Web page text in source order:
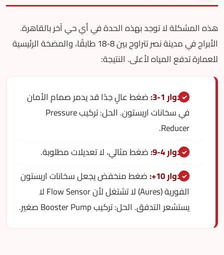
هذه المشكلة لا توجد بهذه الحدة في أي حي آخر بالقاهرة.
الأبراج في مدينة نصر تتراوح بين 8-18 طابقًا، والمضخة الرئيسية
للعمارة تدفع المياه لأعلى. النتيجة:
الأدوار 1-3:
ضغط عالٍ جدًا قد يدمر صمام الأمان
في سخانات اريستون. الحل: تركيب Pressure
Reducer.
الأدوار 4-9:
ضغط مثالي، لا تعديلات مطلوبة.
الأدوار 10+:
ضغط منخفض يجعل سخانات اريستون
الفورية (Aures) لا تشتغل لأن Flow Sensor لا
يستشعر التدفق. الحل: تركيب Booster Pump صغير.